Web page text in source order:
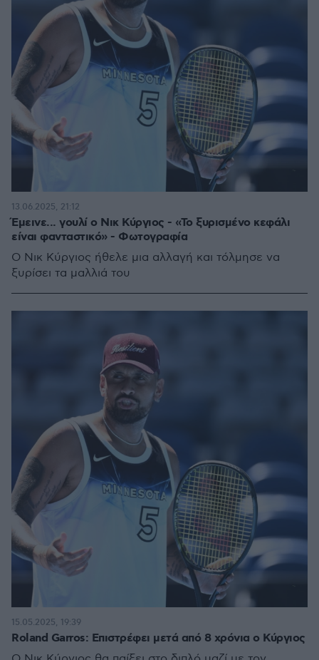
Έμεινε... γουλί ο Νικ Κύργιος - «Το ξυρισμένο κεφάλι
είναι φανταστικό» - Φωτογραφία
Ο Νικ Κύργιος ήθελε μια αλλαγή και τόλμησε να
ξυρίσει τα μαλλιά του
13.06.2025, 21:12
Roland Garros: Επιστρέφει μετά από 8 χρόνια ο Κύργιος
15.05.2025, 19:39